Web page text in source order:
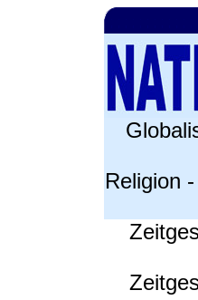
Religion -